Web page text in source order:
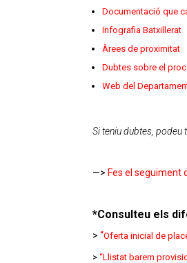
Documentació que
Infografia Batxillerat
Àrees de proximitat
Dubtes sobre el
Web del
Si teniu dubtes, podeu
—> Fes el seguiment
*Consulteu els
>“Oferta inicial de
>“Llistat barem